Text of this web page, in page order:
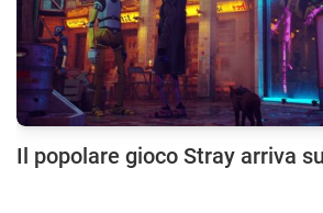
Il popolare gioco Stray arriva